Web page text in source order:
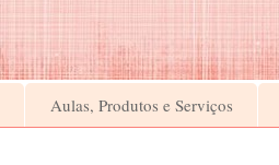
Aulas, Produtos e Serviços